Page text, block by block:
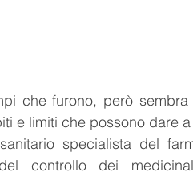
che furono, però
e limiti che possono dare
specialista del
controllo dei